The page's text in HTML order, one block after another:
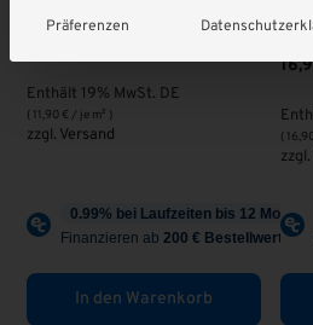
Enthält 19% MwSt. DE
( 11,90 € / je m² )
zzgl. Versand
In den Warenkorb
(
zzgl.
Präferenzen